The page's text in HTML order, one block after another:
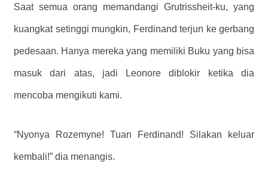
Saat semua orang memandangi Grutrissheit-ku, yang
kuangkat setinggi mungkin, Ferdinand terjun ke gerbang
pedesaan. Hanya mereka yang memiliki Buku yang bisa
masuk dari atas, jadi Leonore diblokir ketika dia
mencoba mengikuti kami.
“Nyonya Rozemyne! Tuan Ferdinand! Silakan keluar
kembali!” dia menangis.